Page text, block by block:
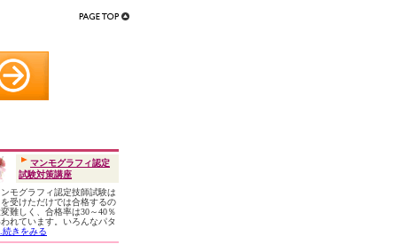
マンモグラフィ認定
試験対策講座
モグラフィ認定技師試験は
受けただけでは合格するの
難しく、合格率は30～40％
れています。いろんなパタ
続きをみる